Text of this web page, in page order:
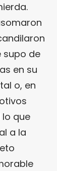
supo de
en su
o, en
que
a la